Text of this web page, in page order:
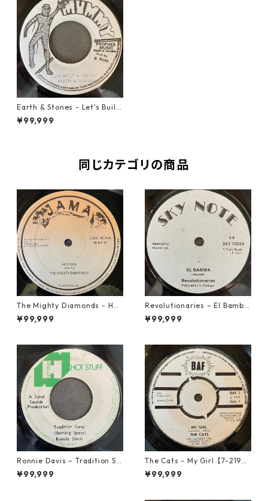
Earth & Stones - Let's Built
A Dream【7-21846】
¥99,999
同じカテゴリの商品
The Mighty Diamonds - Hey
Girl【12-50053】
¥99,999
Revolutionaries – El Bamba
【7-21855】
¥99,999
Ronnie Davis – Tradition So
ng【7-22003】
¥99,999
The Cats - My Girl【7-2190
6】
¥99,999